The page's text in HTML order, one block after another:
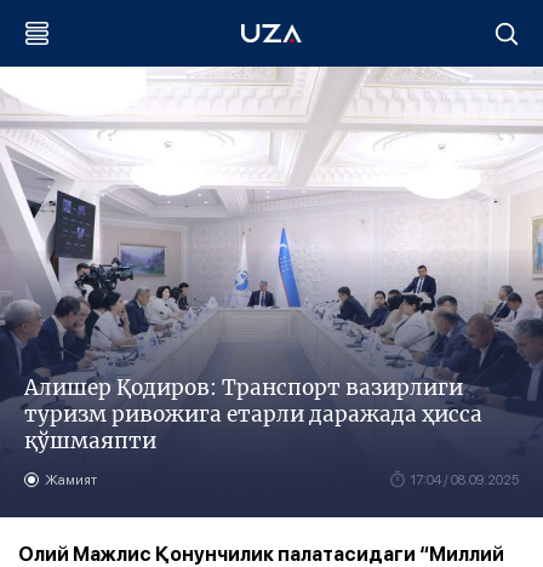
Алишер Қодиров: Транспорт вазирлиги
туризм ривожига етарли даражада ҳисса
қўшмаяпти
Жамият 17:04 / 08.09.2025
Олий Мажлис Қонунчилик палатасидаги “Миллий